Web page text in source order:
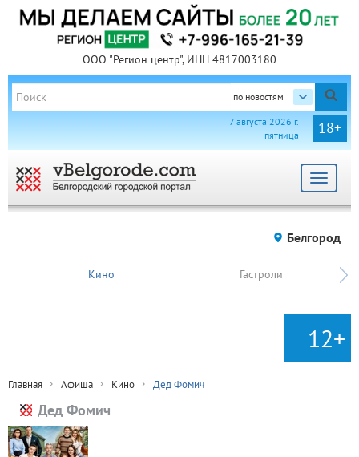
ООО "Регион центр", ИНН 4817003180
по новостям
18+
7 августа 2026 г.
пятница
Toggle
Белгород
Кино Гастроли
12+
Главная Афиша Кино Дед Фомич
Дед Фомич